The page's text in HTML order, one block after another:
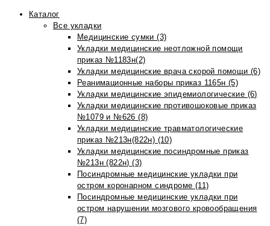
Каталог
Все укладки
Медицинские сумки (3)
Укладки медицинские неотложной помощи
приказ №1183н(2)
Укладки медицинские врача скорой помощи (6)
Реанимационные наборы приказ 1165н (5)
Укладки медицинские эпидемиологические (6)
Укладки медицинские противошоковые приказ
№1079 и №626 (8)
Укладки медицинские травматологические
приказ №213н(822н) (10)
Укладки медицинские посиндромные приказ
№213н (822н) (3)
Посиндромные медицинские укладки при
остром коронарном синдроме (11)
Посиндромные медицинские укладки при
остром нарушении мозгового кровообращения
(7)